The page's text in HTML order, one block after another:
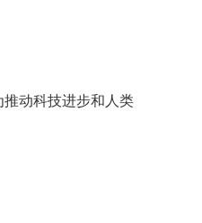
动科技进步和人类